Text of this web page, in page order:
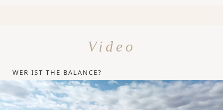
Video
WER IST THE BALANCE?